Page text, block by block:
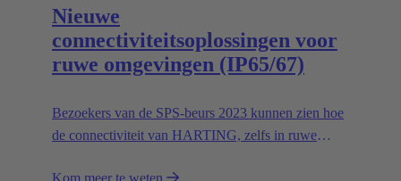
Nieuwe
connectiviteitsoplossingen voor
ruwe omgevingen (IP65/67)
Bezoekers van de SPS-beurs 2023 kunnen zien hoe
de connectiviteit van HARTING, zelfs in ruwe
Kom meer te weten